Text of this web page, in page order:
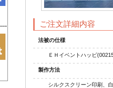
ご注文詳細内容
法被の仕様
ＥＨイベントハッピ
製作方法
シルクスクリーン印刷、白